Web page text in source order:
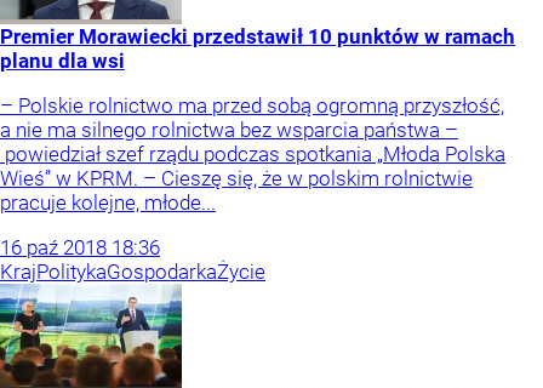
Premier Morawiecki przedstawił 10 punktów w ramach
planu dla wsi
– Polskie rolnictwo ma przed sobą ogromną przyszłość,
a nie ma silnego rolnictwa bez wsparcia państwa –
powiedział szef rządu podczas spotkania „Młoda Polska
Wieś” w KPRM. – Cieszę się, że w polskim rolnictwie
pracuje kolejne, młode...
16 paź 2018 18:36
KrajPolitykaGospodarkaŻycie